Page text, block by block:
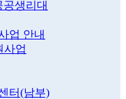
공생리대
업 안내
사업
터(남부)